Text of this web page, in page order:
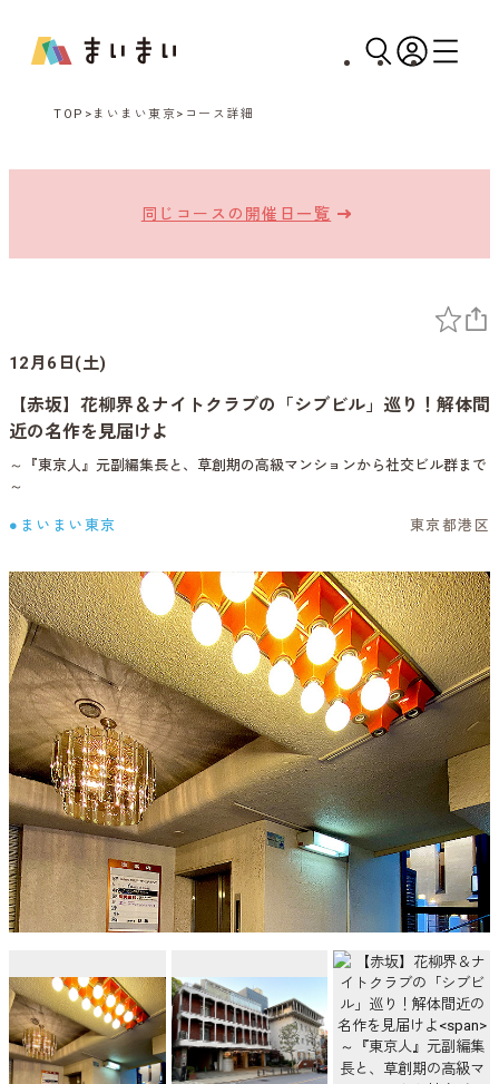
TOP まいまい東京 コース詳細
同じコースの開催日一覧
12月6日(土)
【赤坂】花柳界＆ナイトクラブの「シブビル」巡り！解体間
近の名作を見届けよ
～『東京人』元副編集長と、草創期の高級マンションから社交ビル群まで
～
●まいまい東京 東京都港区